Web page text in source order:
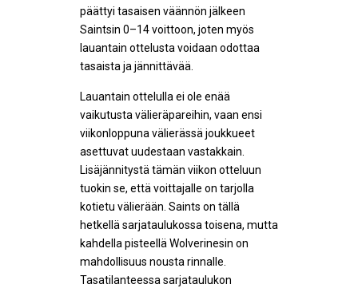
päättyi tasaisen väännön jälkeen
Saintsin 0–14 voittoon, joten myös
lauantain ottelusta voidaan odottaa
tasaista ja jännittävää.
Lauantain ottelulla ei ole enää
vaikutusta välieräpareihin, vaan ensi
viikonloppuna välierässä joukkueet
asettuvat uudestaan vastakkain.
Lisäjännitystä tämän viikon otteluun
tuokin se, että voittajalle on tarjolla
kotietu välierään. Saints on tällä
hetkellä sarjataulukossa toisena, mutta
kahdella pisteellä Wolverinesin on
mahdollisuus nousta rinnalle.
Tasatilanteessa sarjataulukon